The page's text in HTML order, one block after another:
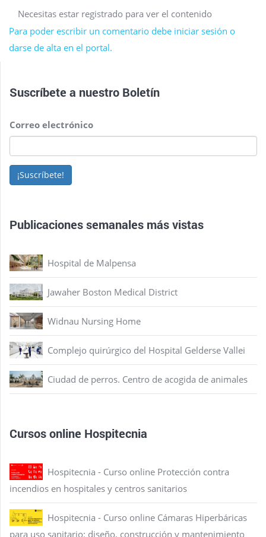
Necesitas estar registrado para ver el contenido
Para poder escribir un comentario debe iniciar sesión o
darse de alta en el portal.
Suscríbete a nuestro Boletín
Correo electrónico
¡Suscríbete!
Publicaciones semanales más vistas
Hospital de Malpensa
Jawaher Boston Medical District
Widnau Nursing Home
Complejo quirúrgico del Hospital Gelderse Vallei
Ciudad de perros. Centro de acogida de animales
Cursos online Hospitecnia
Hospitecnia - Curso online Protección contra
incendios en hospitales y centros sanitarios
Hospitecnia - Curso online Cámaras Hiperbáricas
para uso sanitario: diseño, construcción y mantenimiento